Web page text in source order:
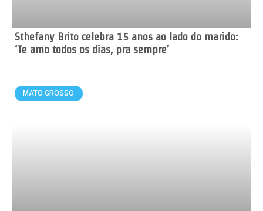
Sthefany Brito celebra 15 anos ao lado do marido:
‘Te amo todos os dias, pra sempre’
MATO GROSSO